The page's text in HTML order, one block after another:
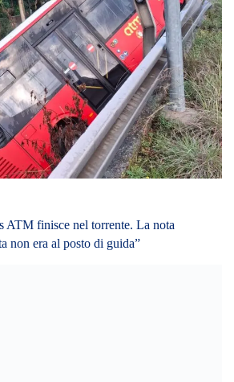
ATM finisce nel torrente. La nota
non era al posto di guida”